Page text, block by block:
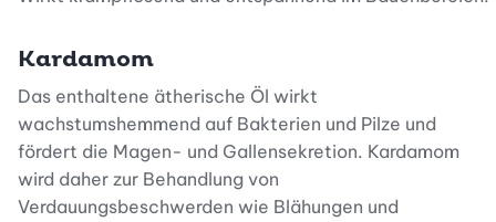
Kardamom
Das enthaltene ätherische Öl wirkt
wachstumshemmend auf Bakterien und Pilze und
fördert die Magen- und Gallensekretion. Kardamom
wird daher zur Behandlung von
Verdauungsbeschwerden wie Blähungen und